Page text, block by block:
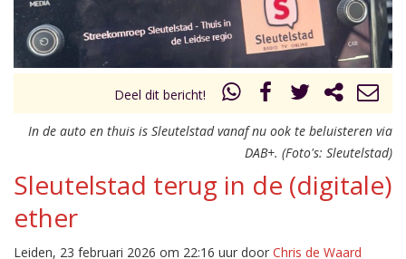
Deel dit bericht!
In de auto en thuis is Sleutelstad vanaf nu ook te beluisteren via
DAB+. (Foto's: Sleutelstad)
Sleutelstad terug in de (digitale)
ether
Leiden, 23 februari 2026 om 22:16 uur door Chris de Waard